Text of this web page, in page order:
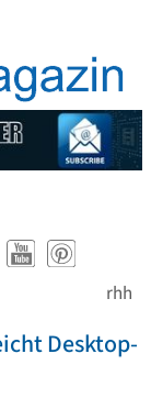
rhh
Desktop-